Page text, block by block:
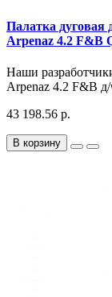
Палатка дуговая
Arpenaz 4.2 F&B
Наши
Arpenaz 4.2 F&B
43 198.56 р.
В корзину